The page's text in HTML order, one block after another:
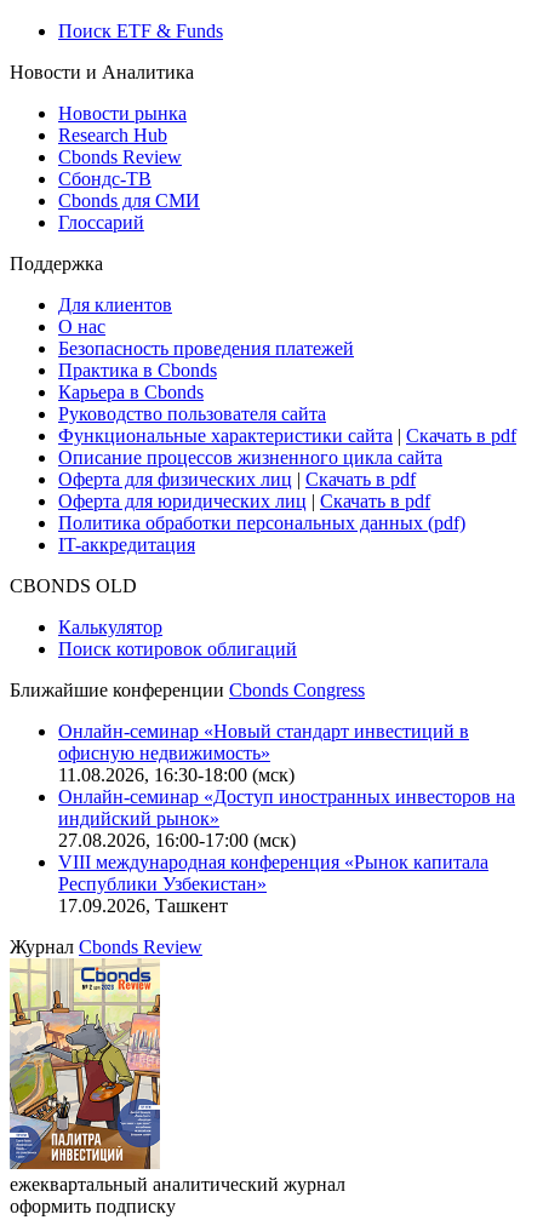
Виджет: Карта процентных ставок
ETF & Funds
Поиск ETF & Funds
Новости и Аналитика
Новости рынка
Research Hub
Cbonds Review
Сбондс-ТВ
Глоссарий
Поддержка
Для клиентов
О нас
Безопасность проведения платежей
Практика в Cbonds
Карьера в Cbonds
Руководство пользователя сайта
Функциональные характеристики сайта|Скачать в pdf
Описание процессов жизненного цикла сайта
Оферта для физических лиц
Оферта для юридических лиц
IT-аккредитация
Поиск котировок облигаций
Ближайшие конференцииCbonds Congress
Онлайн-семинар «Новый стандарт инвестиций в
офисную недвижимость»
11.08.2026, 16:30-18:00 (мск)
Онлайн-семинар «Доступ иностранных инвесторов на
индийский рынок»
VIII международная конференция «Рынок капитала
Республики Узбекистан»
17.09.2026, Ташкент
ЖурналCbonds Review